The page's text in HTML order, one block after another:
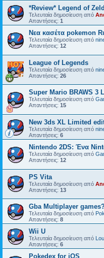
*Review* Legend of
Τελευταία δημοσίευση από
Απαντήσεις: 1
Νεα κασέτα pokemon
Τελευταία δημοσίευση από
Απαντήσεις: 12
League of Legends
Τελευταία δημοσίευση από
Απαντήσεις: 26
Super Mario BRAWS 3
Τελευταία δημοσίευση από
Απαντήσεις: 15
New 3ds XL Limited
Τελευταία δημοσίευση από
Απαντήσεις: 6
Nintendo 2DS: Ένα
Τελευταία δημοσίευση από
Απαντήσεις: 12
PS Vita
Τελευταία δημοσίευση από
Απαντήσεις: 13
Gba Multiplayer
Τελευταία δημοσίευση από
Απαντήσεις: 8
Wii U
Τελευταία δημοσίευση από
Απαντήσεις: 6
Pokedex for iOS